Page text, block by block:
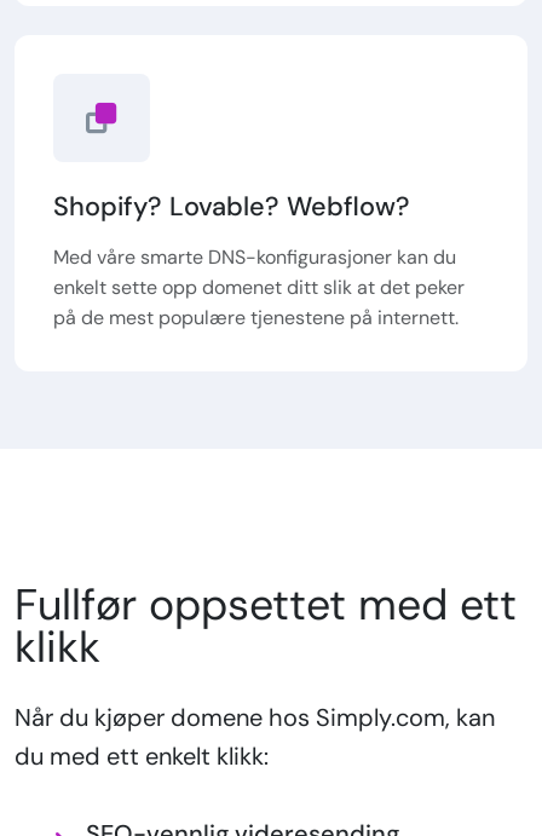
Shopify? Lovable? Webflow?
Med våre smarte DNS-konfigurasjoner kan du
enkelt sette opp domenet ditt slik at det peker
på de mest populære tjenestene på internett.
Fullfør oppsettet med ett
klikk
Når du kjøper domene hos Simply.com, kan
du med ett enkelt klikk: